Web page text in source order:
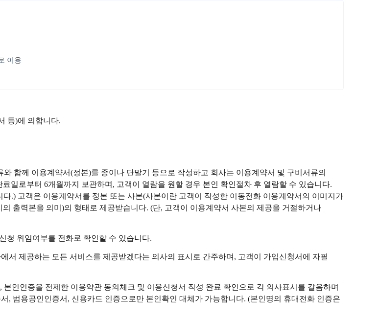
이용
등)에 의합니다.
함께 이용계약서(정본)를 종이나 단말기 등으로 작성하고 회사는 이용계약서 및 구비서류의
일로부터 6개월까지 보관하며, 고객이 열람을 원할 경우 본인 확인절차 후 열람할 수 있습니다.
.) 고객은 이용계약서를 정본 또는 사본(사본이란 고객이 작성한 이동전화 이용계약서의 이미지가
출력본을 의미)의 형태로 제공받습니다. (단, 고객이 이용계약서 사본의 제공을 거절하거나
청 위임여부를 전화로 확인할 수 있습니다.
제공하는 모든 서비스를 제공받겠다는 의사의 표시로 간주하며, 고객이 가입신청서에 자필
인인증을 전제한 이용약관 동의체크 및 이용신청서 작성 완료 확인으로 각 의사표시를 갈음하며
, 범용공인인증서, 신용카드 인증으로만 본인확인 대체가 가능합니다. (본인명의 휴대전화 인증은